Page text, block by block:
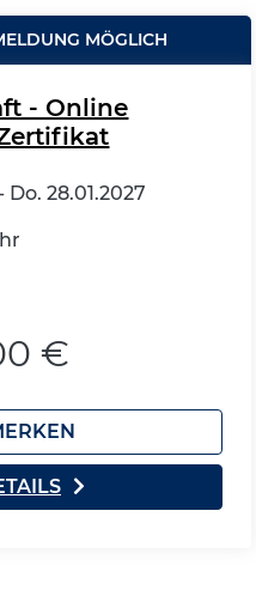
MÖGLICH
- Online
Do. 28.01.2027
€